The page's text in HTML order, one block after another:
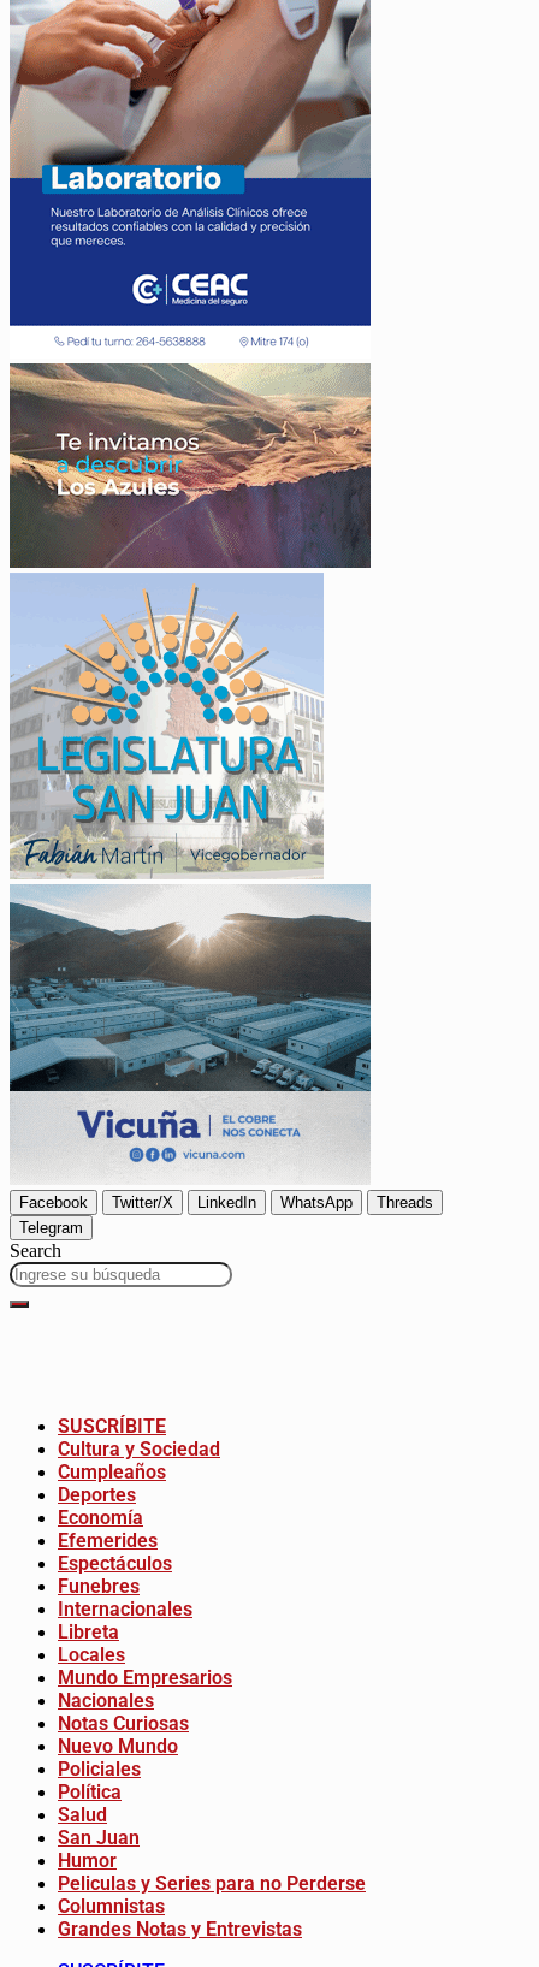
Facebook Twitter/X LinkedIn WhatsApp
Threads
Telegram
Search
SUSCRÍBITE
Cultura y Sociedad
Cumpleaños
Deportes
Economía
Efemerides
Espectáculos
Funebres
Internacionales
Libreta
Locales
Mundo Empresarios
Nacionales
Notas Curiosas
Nuevo Mundo
Policiales
Política
Salud
San Juan
Humor
Peliculas y Series para no Perderse
Columnistas
Grandes Notas y Entrevistas